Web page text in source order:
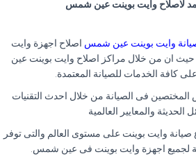
لاصلاح وايت بوينت عين شمس
وايت بوينت عين شمس اصلاح اجهزة وايت
ان من خلال مراكز اصلاح وايت بوينت عين
كافة الخدمات للصيانة المعتمدة.
فى الصيانة من خلال احدث التقنيات
الحديثة والمعايير العالمية
وايت بوينت على مستوى العالم والتى توفر
لجميع اجهزة وايت بوينت فى عين شمس.